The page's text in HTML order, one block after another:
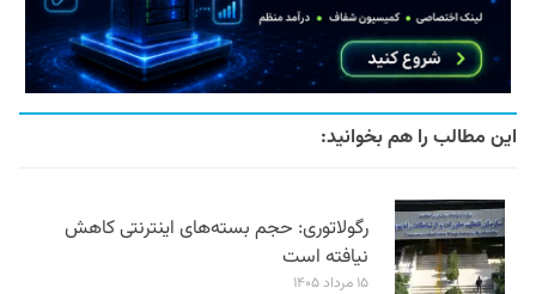
این مطالب را هم بخوانید:
رگولاتوری: حجم بسته‌های اینترنتی کاهش
نیافته است
۱۵ مرداد ۱۴۰۵